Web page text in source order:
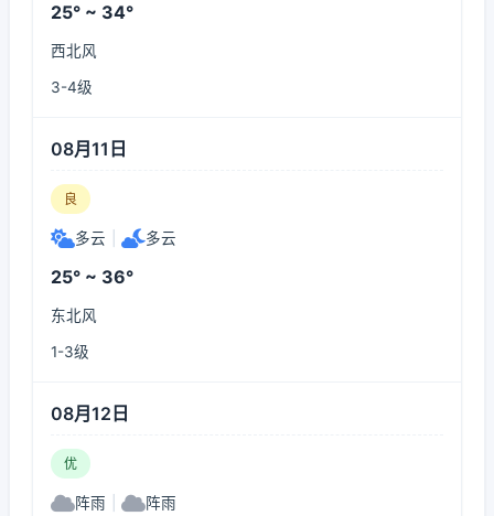
25° ~ 34°
西北风
3-4级
08月11日
良
多云 多云
25° ~ 36°
东北风
1-3级
08月12日
优
阵雨 阵雨